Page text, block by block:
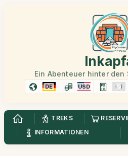
Ein Abenteuer hinter den
DE USD
TREKS
INFORMATIONEN